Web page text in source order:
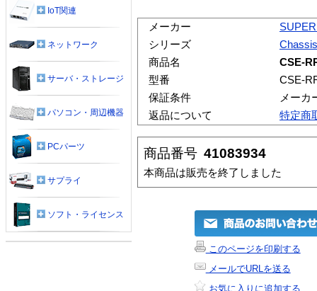
メーカー
シリーズ
Chassis
商品名
CSE-
型番
CSE-
保証条件
メーカ
返品について
特定商
商品番号 41083934
本商品は販売を終了しました
このページを印刷する
メールでURLを送る
お気に入りに追加する
IoT関連
ネットワーク
サーバ・ストレージ
パソコン・周辺機器
PCパーツ
サプライ
ソフト・ライセンス